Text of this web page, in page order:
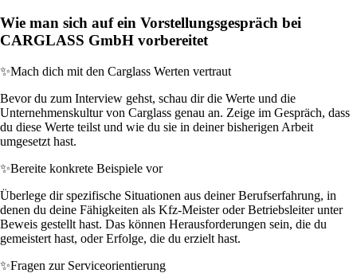
Wie man sich auf ein Vorstellungsgespräch bei
CARGLASS GmbH vorbereitet
✨Mach dich mit den Carglass Werten vertraut
Bevor du zum Interview gehst, schau dir die Werte und die
Unternehmenskultur von Carglass genau an. Zeige im Gespräch, dass
du diese Werte teilst und wie du sie in deiner bisherigen Arbeit
umgesetzt hast.
✨Bereite konkrete Beispiele vor
Überlege dir spezifische Situationen aus deiner Berufserfahrung, in
denen du deine Fähigkeiten als Kfz-Meister oder Betriebsleiter unter
Beweis gestellt hast. Das können Herausforderungen sein, die du
gemeistert hast, oder Erfolge, die du erzielt hast.
✨Fragen zur Serviceorientierung